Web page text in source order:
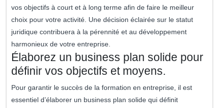
vos objectifs à court et à long terme afin de faire le meilleur
choix pour votre activité. Une décision éclairée sur le statut
juridique contribuera à la pérennité et au développement
harmonieux de votre entreprise.
Élaborez un business plan solide pour
définir vos objectifs et moyens.
Pour garantir le succès de la formation en entreprise, il est
essentiel d’élaborer un business plan solide qui définit